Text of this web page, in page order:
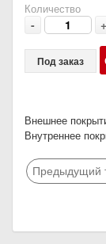
Количество
- +
Под заказ
Внешнее
Внутреннее
Предыдущий